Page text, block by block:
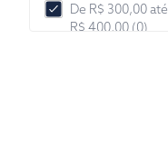
De R$ 300,00 até
R$ 400,00 (0)